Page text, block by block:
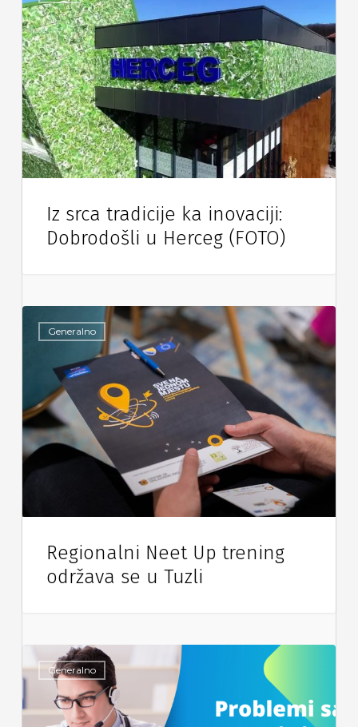
Iz srca tradicije ka inovaciji:
Dobrodošli u Herceg (FOTO)
Generalno
Regionalni Neet Up trening
održava se u Tuzli
Generalno